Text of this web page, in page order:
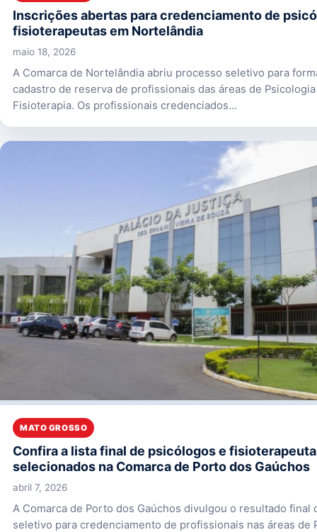
Inscrições abertas para credenciamento de
fisioterapeutas em Nortelândia
maio 18, 2026
A Comarca de Nortelândia abriu processo seletivo para
cadastro de reserva de profissionais das áreas de
Fisioterapia. Os profissionais credenciados…
MATO GROSSO
Confira a lista final de psicólogos e
selecionados na Comarca de Porto dos Gaúchos
abril 7, 2026
A Comarca de Porto dos Gaúchos divulgou o resultado final
seletivo para credenciamento de profissionais nas áreas de